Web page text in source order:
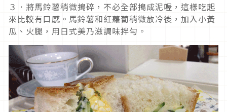
３．將馬鈴薯稍微搗碎，不必全部搗成泥喔，這樣吃起
來比較有口感。馬鈴薯和紅蘿蔔稍微放冷後，加入小黃
瓜、火腿，用日式美乃滋調味拌勻。